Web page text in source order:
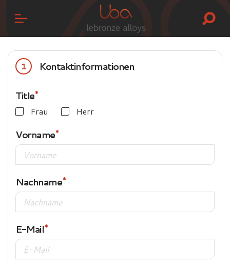
1 Kontaktinformationen
Title
Frau Herr
Vorname
Nachname
E-Mail